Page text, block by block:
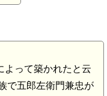
よって築かれたと云
で五郎左衛門兼忠が